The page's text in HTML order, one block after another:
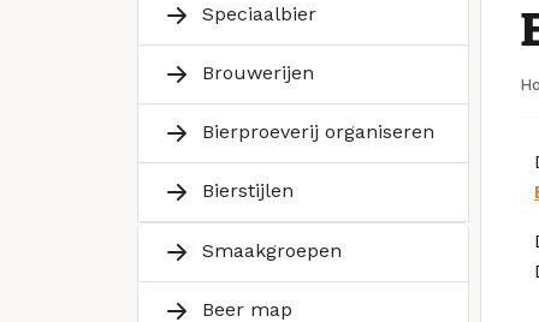
Speciaalbier
Brouwerijen
Bierproeverij organiseren
Bierstijlen
Smaakgroepen
Beer map